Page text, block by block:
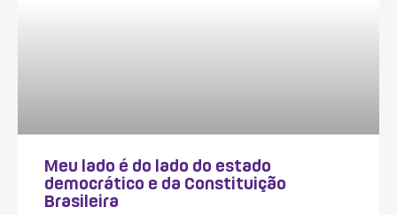
Meu lado é do lado do estado
democrático e da Constituição
Brasileira